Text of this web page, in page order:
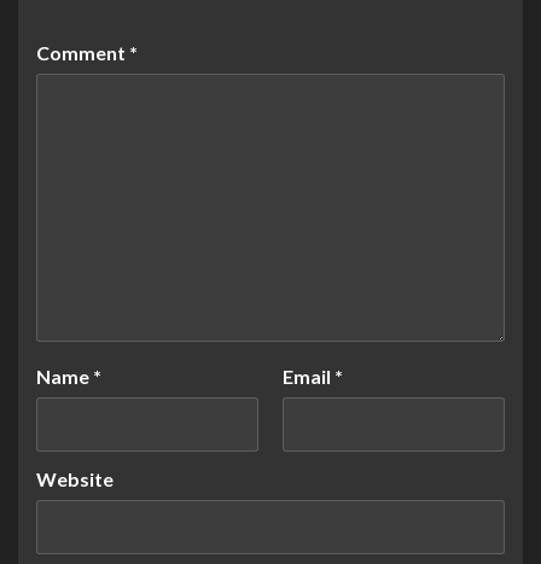
Comment *
Name * Email *
Website